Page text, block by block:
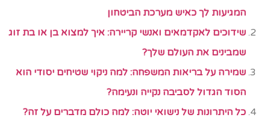
המגיעות לך כאיש מערכת הביטחון
שידוכים לאקדמאים ואנשי קריירה: איך למצוא בן או בת זוג
שמבינים את העולם שלך?
שמירה על בריאות המשפחה: למה ניקוי שטיחים יסודי הוא
הסוד הגדול לסביבה נקייה ונעימה?
כל היתרונות של נישואי יוטה: למה כולם מדברים על זה?